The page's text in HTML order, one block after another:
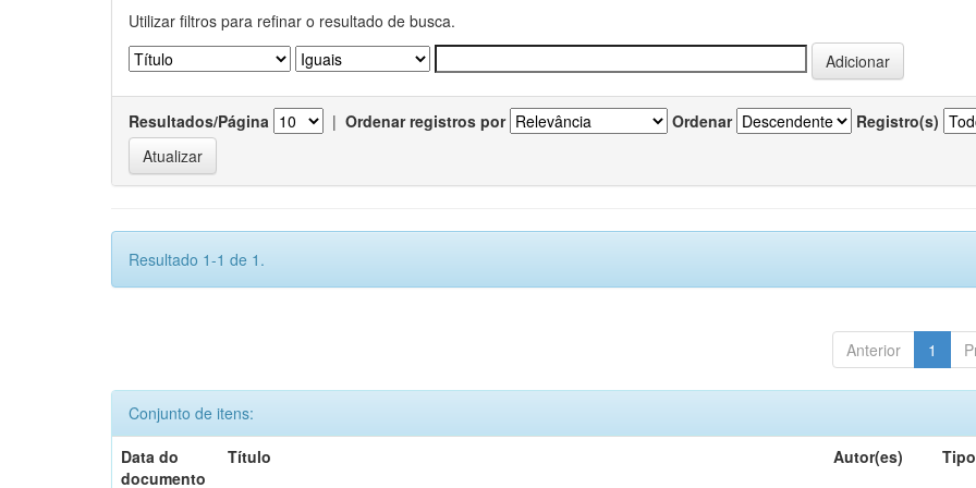
Utilizar filtros para refinar o resultado de busca.
Resultados/Página | Ordenar registros por Ordenar Registro(s)
Resultado 1-1 de 1.
Anterior 1
Conjunto de itens:
Data do
documento
Título Autor(es) Tipo